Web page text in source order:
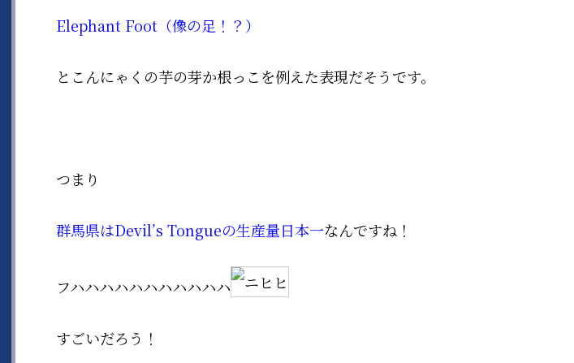
Elephant Foot （像の足！？）
とこんにゃくの芋の芽か根っこを例えた表現だそうです。
つまり
群馬県はDevil’s Tongueの生産量日本一なんですね！
フハハハハハハハハハハハ
すごいだろう！